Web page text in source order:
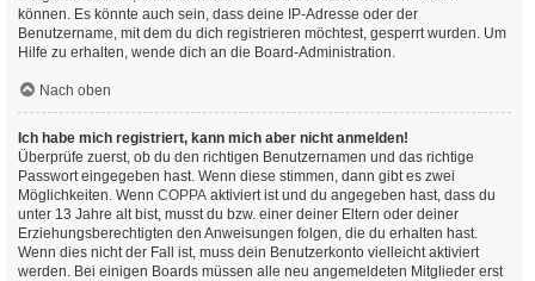
können. Es könnte auch sein, dass deine IP-Adresse oder der
Benutzername, mit dem du dich registrieren möchtest, gesperrt wurden. Um
Hilfe zu erhalten, wende dich an die Board-Administration.
Nach oben
Ich habe mich registriert, kann mich aber nicht anmelden!
Überprüfe zuerst, ob du den richtigen Benutzernamen und das richtige
Passwort eingegeben hast. Wenn diese stimmen, dann gibt es zwei
Möglichkeiten. Wenn COPPA aktiviert ist und du angegeben hast, dass du
unter 13 Jahre alt bist, musst du bzw. einer deiner Eltern oder deiner
Erziehungsberechtigten den Anweisungen folgen, die du erhalten hast.
Wenn dies nicht der Fall ist, muss dein Benutzerkonto vielleicht aktiviert
werden. Bei einigen Boards müssen alle neu angemeldeten Mitglieder erst